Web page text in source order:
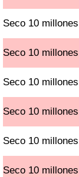
Seco 10 millones
Seco 10 millones
Seco 10 millones
Seco 10 millones
Seco 10 millones
Seco 10 millones